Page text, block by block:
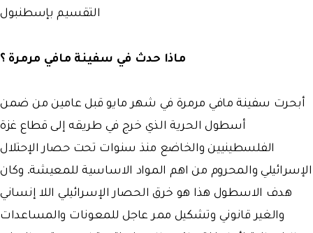
التقسيم بإسطنبول
ماذا حدث في سفينة مافي مرمرة ؟
أبحرت سفينة مافي مرمرة في شهر مايو قبل عامين من ضمن
أسطول الحرية الذي خرج في طريقه إلى قطاع غزة
الفلسطينيين والخاضع منذ سنوات تحت حصار الإحتلال
الإسرائيلي والمحروم من اهم المواد الاساسية للمعيشة. وكان
هدف الاسطول هذا هو خرق الحصار الإسرائيلي اللا إنساني
والغير قانوني وتشكيل ممر عاجل للمعونات والمساعدات